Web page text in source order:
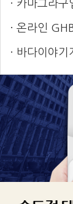
카마그라
온라인
바다이야